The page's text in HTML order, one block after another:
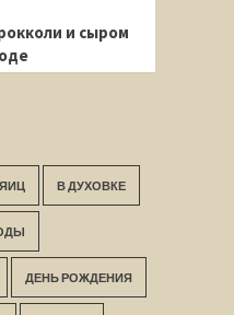
и сыром
В ДУХОВКЕ
ДЕНЬ РОЖДЕНИЯ